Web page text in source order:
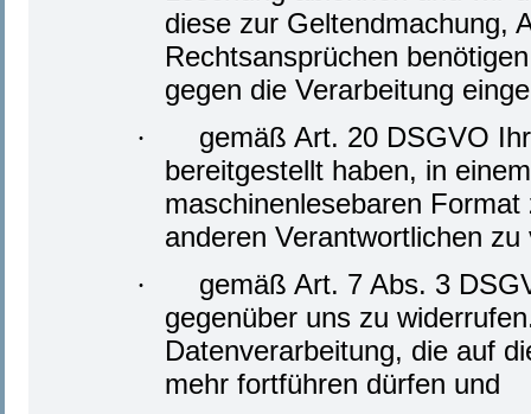
diese zur Geltendmachung,
Rechtsansprüchen
gegen die Verarbeitung
·
gemäß Art. 20 DSGVO
bereitgestellt haben, in
maschinenlesebaren
anderen Verantwortlichen zu
·
gemäß Art. 7 Abs. 3
gegenüber uns zu
Datenverarbeitung, die auf
mehr fortführen dürfen und